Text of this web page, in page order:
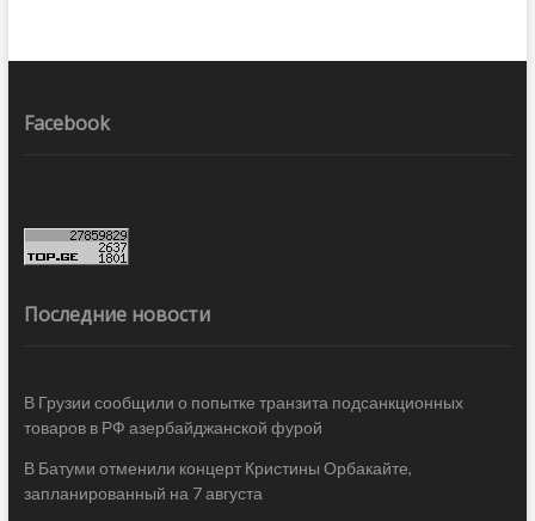
Facebook
Последние новости
В Грузии сообщили о попытке транзита подсанкционных
товаров в РФ азербайджанской фурой
В Батуми отменили концерт Кристины Орбакайте,
запланированный на 7 августа